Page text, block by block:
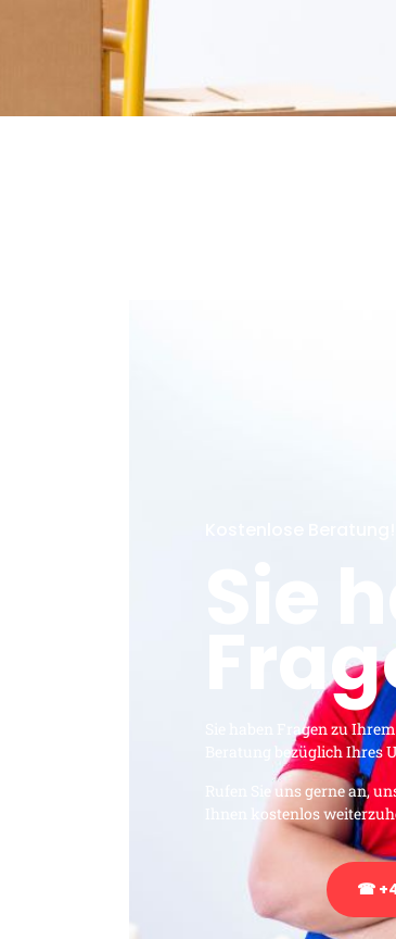
Sie
Sie haben Fragen zu
Beratung bezüglich Ihres
Rufen Sie uns gerne an,
Ihnen kostenlos
☎